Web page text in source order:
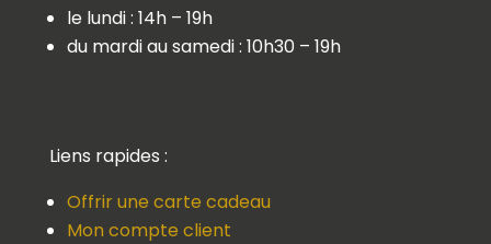
le lundi : 14h – 19h
du mardi au samedi : 10h30 – 19h
Liens rapides :
Offrir une carte cadeau
Mon compte client